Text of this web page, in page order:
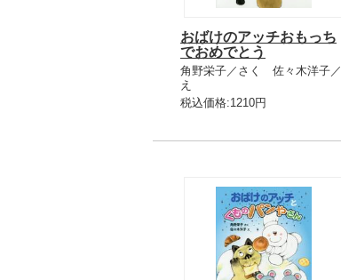
おばけのアッチおもっち
でおめでとう
角野栄子／さく 佐々木洋子／
え
税込価格:1210円